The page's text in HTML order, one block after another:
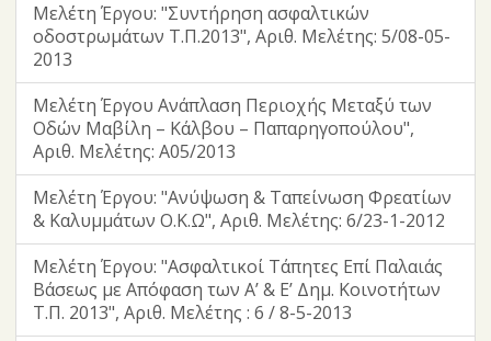
Μελέτη Έργου: "Συντήρηση ασφαλτικών
οδοστρωμάτων Τ.Π.2013", Αριθ. Μελέτης: 5/08-05-
2013
Μελέτη Έργου Ανάπλαση Περιοχής Μεταξύ των
Οδών Μαβίλη – Κάλβου – Παπαρηγοπούλου",
Αριθ. Μελέτης: Α05/2013
Μελέτη Έργου: "Ανύψωση & Ταπείνωση Φρεατίων
& Καλυμμάτων Ο.Κ.Ω", Αριθ. Μελέτης: 6/23-1-2012
Μελέτη Έργου: "Ασφαλτικοί Τάπητες Επί Παλαιάς
Βάσεως με Απόφαση των Α’ & Ε’ Δημ. Κοινοτήτων
Τ.Π. 2013", Αριθ. Μελέτης : 6 / 8-5-2013